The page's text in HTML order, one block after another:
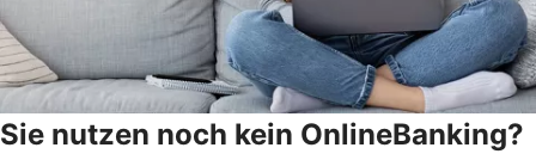
Sie nutzen noch kein OnlineBanking?